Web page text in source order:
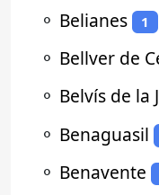
⚬ Belianes 1
⚬ Bellver de
⚬ Belvís de la
⚬ Benaguasil
⚬ Benavente